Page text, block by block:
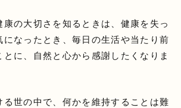
の大切さを知るときは、健康を失っ
になったとき、毎日の生活や当たり前
に、自然と心から感謝したくなりま
る世の中で、何かを維持することは難